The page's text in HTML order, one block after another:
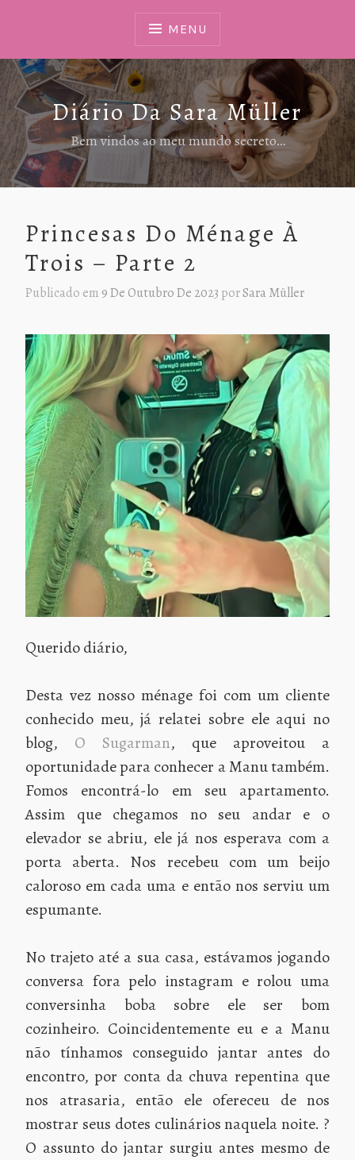
MENU
Diário Da Sara Müller
Bem vindos ao meu mundo secreto…
Princesas Do Ménage À
Trois – Parte 2
Publicado em 9 De Outubro De 2023 porSara Müller
Querido diário,
Desta vez nosso ménage foi com um cliente
conhecido meu, já relatei sobre ele aqui no
blog, O Sugarman, que aproveitou a
oportunidade para conhecer a Manu também.
Fomos encontrá-lo em seu apartamento.
Assim que chegamos no seu andar e o
elevador se abriu, ele já nos esperava com a
porta aberta. Nos recebeu com um beijo
caloroso em cada uma e então nos serviu um
espumante.
No trajeto até a sua casa, estávamos jogando
conversa fora pelo instagram e rolou uma
conversinha boba sobre ele ser bom
cozinheiro. Coincidentemente eu e a Manu
não tínhamos conseguido jantar antes do
encontro, por conta da chuva repentina que
nos atrasaria, então ele ofereceu de nos
mostrar seus dotes culinários naquela noite. ?
O assunto do jantar surgiu antes mesmo de